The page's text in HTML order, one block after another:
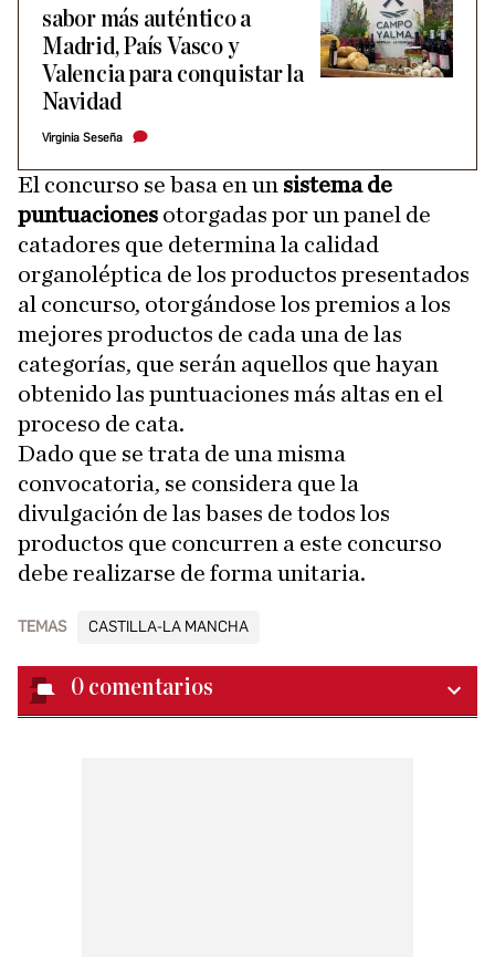
sabor más auténtico a
Madrid, País Vasco y
Valencia para conquistar la
Navidad
Virginia Seseña
El concurso se basa en un sistema de
puntuaciones otorgadas por un panel de
catadores que determina la calidad
organoléptica de los productos presentados
al concurso, otorgándose los premios a los
mejores productos de cada una de las
categorías, que serán aquellos que hayan
obtenido las puntuaciones más altas en el
proceso de cata.
Dado que se trata de una misma
convocatoria, se considera que la
divulgación de las bases de todos los
productos que concurren a este concurso
debe realizarse de forma unitaria.
TEMAS CASTILLA-LA MANCHA
0 comentarios